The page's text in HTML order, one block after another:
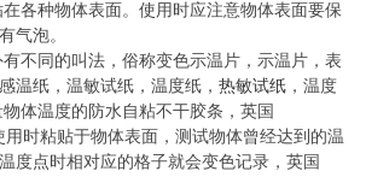
在各种物体表面。使用时应注意物体表面要保
气泡。
有不同的叫法，俗称变色示温片，示温片，表
温纸，温敏试纸，温度纸， 热敏试纸，温度
体温度的防水自粘不干胶条，英国
用时粘贴于物体表面，测试物体曾经达到的温
度点时相对应的格子就会变色记录，英国